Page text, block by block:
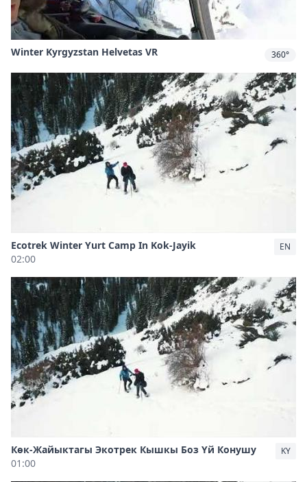
Winter Kyrgyzstan Helvetas VR 360°
Ecotrek Winter Yurt Camp In Kok-Jayik
02:00
EN
Көк-Жайыктагы Экотрек Кышкы Боз Үй Конушу
01:00
KY